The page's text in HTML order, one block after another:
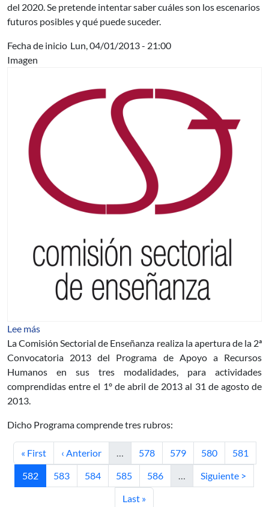
del 2020. Se pretende intentar saber cuáles son los escenarios
futuros posibles y qué puede suceder.
Fecha de inicio Lun, 04/01/2013 - 21:00
Imagen
Lee más
La Comisión Sectorial de Enseñanza realiza la apertura de la 2ª
Convocatoria 2013 del Programa de Apoyo a Recursos
Humanos en sus tres modalidades, para actividades
comprendidas entre el 1º de abril de 2013 al 31 de agosto de
2013.
Dicho Programa comprende tres rubros:
Primera página
« First Página anterior
‹ Anterior Página
578 Página
579 Página
580 Página
581
Página actual
582 Página
583 Página
584 Página
585 Página
586 Siguiente página
Siguiente >
Última página
Last »